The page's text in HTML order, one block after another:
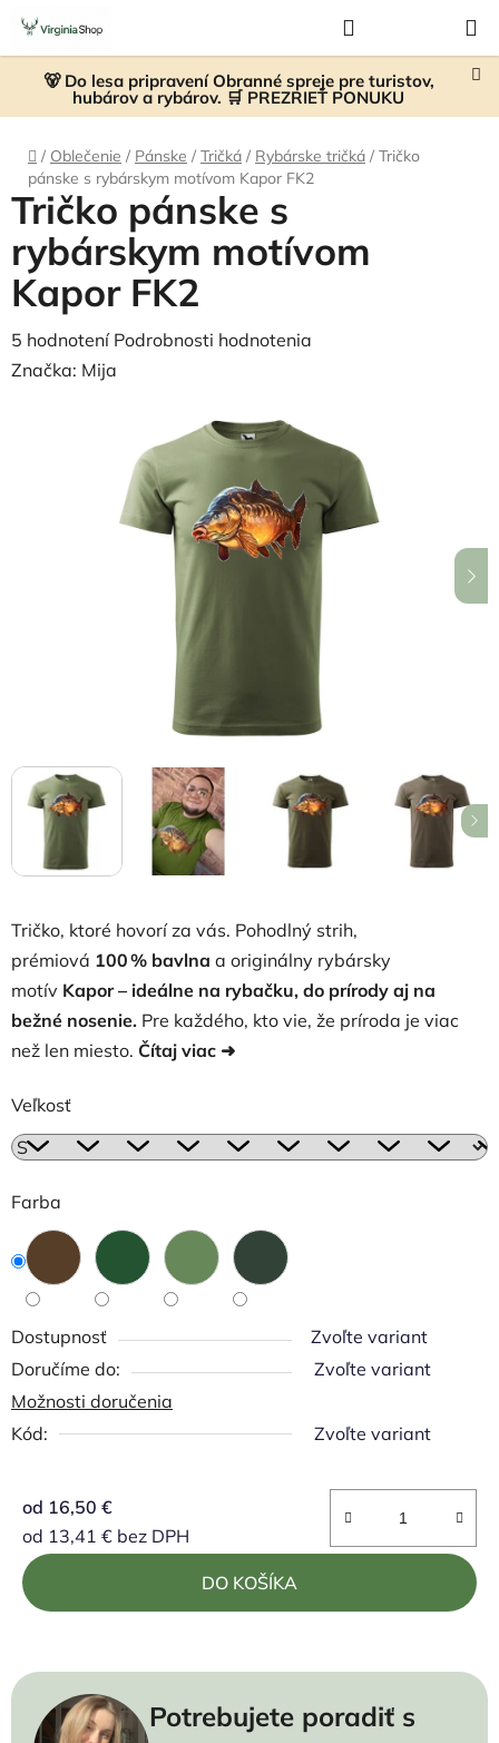
Prejsť
obsah
🐻 Do lesa pripravení Obranné spreje pre turistov,
hubárov a rybárov. 🛒 PREZRIEŤ PONUKU
KOŠÍK
Domov
/ Oblečenie / Pánske / Tričká / Rybárske tričká / Tričko
pánske s rybárskym motívom Kapor FK2
Tričko, ktoré hovorí za vás. Pohodlný strih,
prémiová 100 % bavlna a originálny rybársky
motív Kapor– ideálne na rybačku, do prírody aj na
bežné nosenie. Pre každého, kto vie, že príroda je viac
než len miesto. Čítaj viac ➜
Veľkosť
Farba
Dostupnosť
Zvoľte variant
Zvoľte variant
Možnosti doručenia
Kód:
Zvoľte variant
od 16,50 €
od 13,41 € bez DPH
Jednotková cena:
DO KOŠÍKA
Potrebujete poradiť s
Tričko pánske s
rybárskym motívom
Kapor FK2
Priemerné
hodnotenie
5 hodnotení Podrobnosti hodnotenia
Značka: Mija